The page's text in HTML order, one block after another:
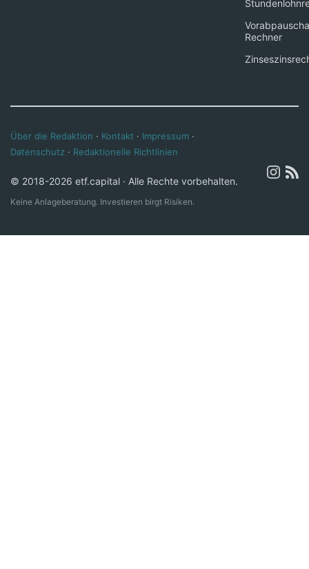
Rechner
Über die Redaktion · Kontakt · Impressum ·
Datenschutz · Redaktionelle Richtlinien
© 2018-2026 etf.capital · Alle Rechte vorbehalten.
Keine Anlageberatung. Investieren birgt Risiken.